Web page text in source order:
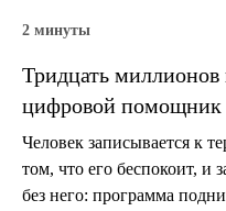
2 минуты
Тридцать
цифровой помощник
Человек записывается к
том, что его беспокоит, и
без него: программа